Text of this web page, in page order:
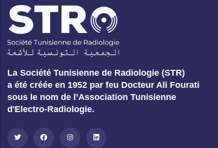
La Société Tunisienne de Radiologie (STR)
a été créée en 1952 par feu Docteur Ali Fourati
sous le nom de l’Association Tunisienne
d'Electro-Radiologie.